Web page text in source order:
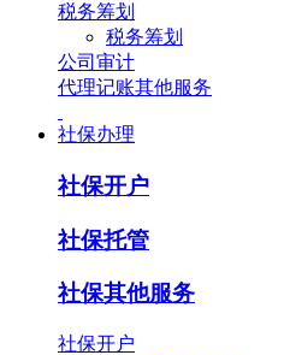
税务筹划
税务筹划
公司审计
代理记账其他服务
社保办理
社保开户
社保托管
社保其他服务
社保开户